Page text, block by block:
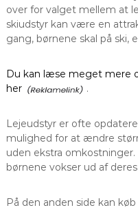
over for valget mellem at
skiudstyr kan være en
gang, børnene skal på ski,
Du kan læse meget mere
her
.
Lejeudstyr er ofte
mulighed for at ændre
uden ekstra
børnene vokser ud af
På den anden side kan